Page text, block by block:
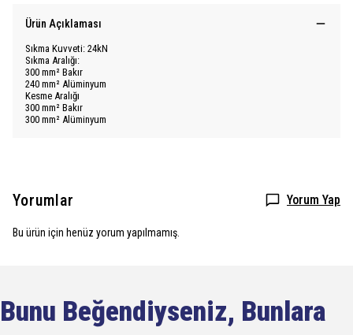
Ürün Açıklaması
Sıkma Kuvveti: 24kN
Sıkma Aralığı:
300 mm² Bakır
240 mm² Alüminyum
Kesme Aralığı
300 mm² Bakır
300 mm² Alüminyum
Yorumlar Yorum Yap
Bu ürün için henüz yorum yapılmamış.
Bunu Beğendiyseniz, Bunlara